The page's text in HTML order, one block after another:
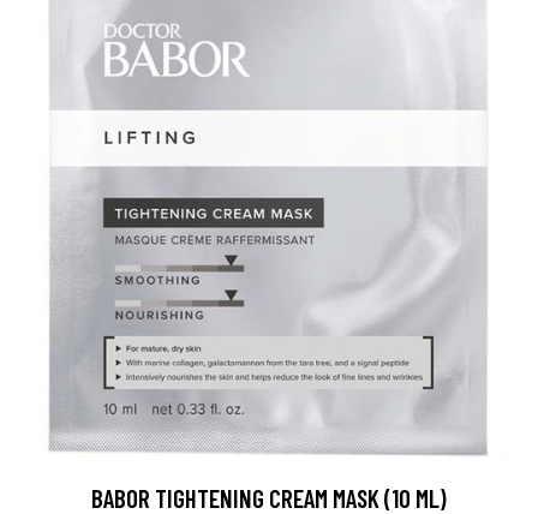
BABOR TIGHTENING CREAM MASK (10 ML)